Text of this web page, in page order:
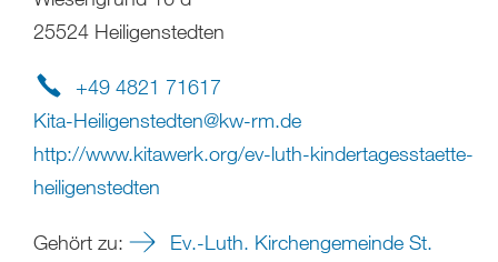
25524 Heiligenstedten
+49 4821 71617
Kita-Heiligenstedten@kw-rm.de
http://www.kitawerk.org/ev-luth-kindertagesstaette-
heiligenstedten
Gehört zu:
Ev.-Luth. Kirchengemeinde St.